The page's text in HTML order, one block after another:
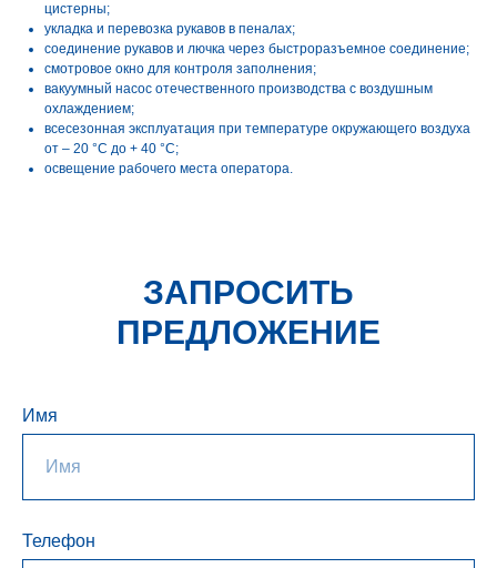
цистерны;
укладка и перевозка рукавов в пеналах;
соединение рукавов и лючка через быстроразъемное соединение;
смотровое окно для контроля заполнения;
вакуумный насос отечественного производства с воздушным
охлаждением;
всесезонная эксплуатация при температуре окружающего воздуха
от – 20 °С до + 40 °С;
освещение рабочего места оператора.
ЗАПРОСИТЬ
ПРЕДЛОЖЕНИЕ
Имя
Телефон